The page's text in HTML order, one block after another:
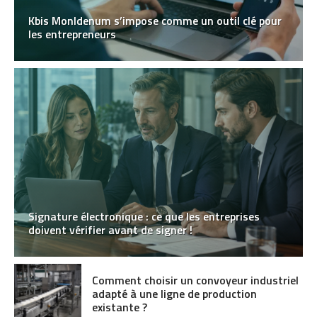
Kbis MonIdenum s’impose comme un outil clé pour
les entrepreneurs
Signature électronique : ce que les entreprises
doivent vérifier avant de signer !
Comment choisir un convoyeur industriel
adapté à une ligne de production
existante ?